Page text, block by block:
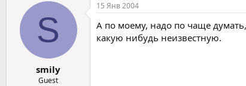
S
smily
Guest
15 Янв 2004
А по моему, надо по чаще
какую нибудь неизвестную.